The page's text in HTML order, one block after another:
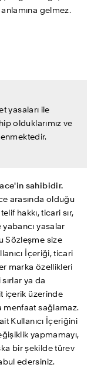
gelmez.
yasaları ile
olduklarımız ve
sahibidir.
arasında olduğu
hakkı, ticari sır,
yasalar
Sözleşme size
İçeriği, ticari
marka özellikleri
ya da
içerik üzerinde
menfaat sağlamaz.
Kullanıcı İçeriğini
yapmamayı,
bir şekilde türev
edersiniz.